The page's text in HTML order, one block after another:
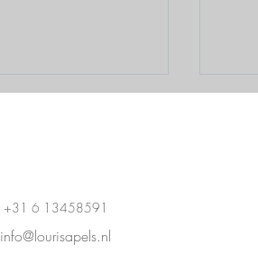
+31 6 13458591
info@lourisapels.nl